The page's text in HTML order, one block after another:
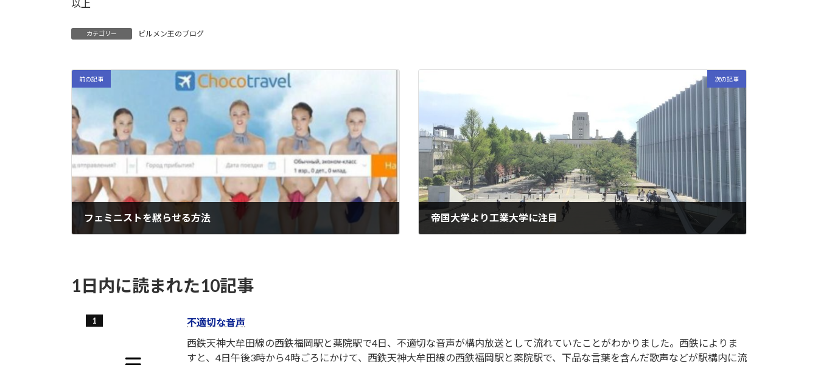
以上
カテゴリー ビルメン王のブログ
前の記事
フェミニストを黙らせる方法
次の記事
帝国大学より工業大学に注目
1日内に読まれた10記事
不適切な音声
西鉄天神大牟田線の西鉄福岡駅と薬院駅で4日、不適切な音声が構内放送として流れていたことがわかりました。西鉄によりま
すと、4日午後3時から4時ごろにかけて、西鉄天神大牟田線の西鉄福岡駅と薬院駅で、下品な言葉を含んだ歌声などが駅構内に流